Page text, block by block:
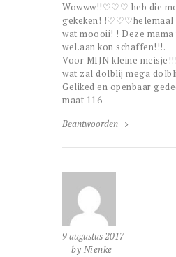
Wowww!!♡♡♡ heb die
gekeken! !♡♡♡helemaal
wat moooii! ! Deze mama
wel.aan kon schaffen!!!.
Voor MIJN kleine
wat zal dolblij mega
Geliked en openbaar
maat 116
Beantwoorden
9 augustus 2017
by Nienke